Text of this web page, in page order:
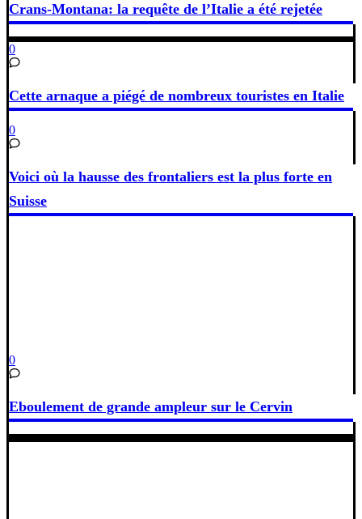
Crans-Montana: la requête de l’Italie a été rejetée
0
Cette arnaque a piégé de nombreux touristes en Italie
0
Voici où la hausse des frontaliers est la plus forte en
Suisse
0
Eboulement de grande ampleur sur le Cervin